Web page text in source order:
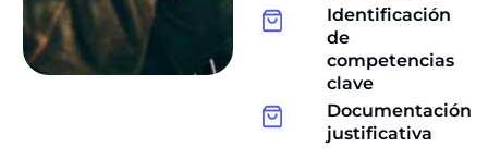
Identificación
de
competencias
clave
Documentación
justificativa